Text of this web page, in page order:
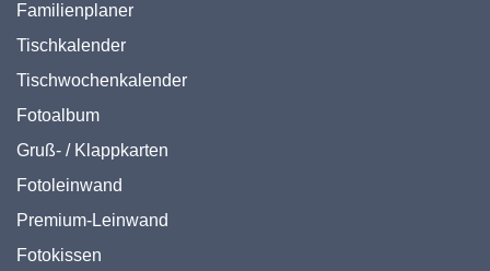
Familienplaner
Tischkalender
Tischwochenkalender
Fotoalbum
Gruß- / Klappkarten
Fotoleinwand
Premium-Leinwand
Fotokissen